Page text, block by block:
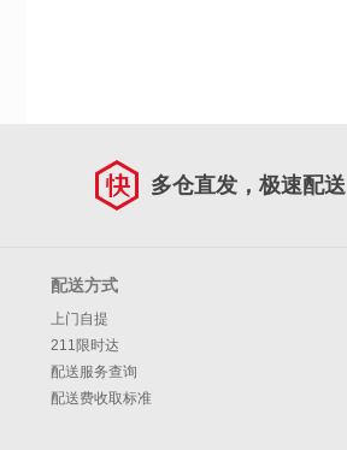
多仓直发，极速配送
配送方式
上门自提
211限时达
配送服务查询
配送费收取标准